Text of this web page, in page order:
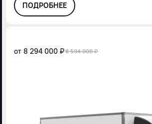
ПОДРОБНЕЕ
от 8 294 000 ₽8 594 000 ₽